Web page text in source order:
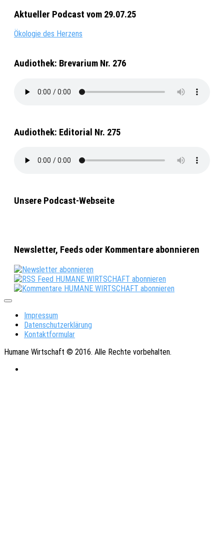
Aktueller Podcast vom 29.07.25
Ökologie des Herzens
Audiothek: Brevarium Nr. 276
Audiothek: Editorial Nr. 275
Unsere Podcast-Webseite
Newsletter, Feeds oder Kommentare abonnieren
Impressum
Datenschutzerklärung
Kontaktformular
Humane Wirtschaft © 2016. Alle Rechte vorbehalten.